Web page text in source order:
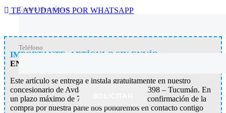
TE AYUDAMOS POR WHATSAPP
IMPORTANTE: ARTÍCULO SIN ENVÍO.
ENTREGA/INSTALACIÓN EN AGENCIA
Este artículo se entrega e instala gratuitamente en nuestro
concesionario de Avda. 24 de Septiembre 1398 – Tucumán. En
un plazo máximo de 72 horas a partír de la confirmación de la
compra por nuestra parte nos pondremos en contacto contigo
Correo electrónico
Teléfono